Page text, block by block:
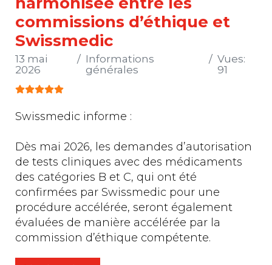
commissions d’éthique et
Swissmedic
Informations
générales
13 mai
2026
Vues:
91
Vote utilisateur:
Swissmedic informe :
Dès mai 2026, les demandes d’autorisation
de tests cliniques avec des médicaments
des catégories B et C, qui ont été
confirmées par Swissmedic pour une
procédure accélérée, seront également
évaluées de manière accélérée par la
commission d’éthique compétente.